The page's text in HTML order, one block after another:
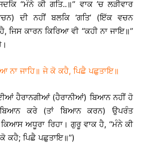
‘‘ਮੰਨੇ ਕੀ ਗਤਿ..॥’’ ਵਾਕ ’ਚ ਲੜੀਵਾਰ
ਦੀ ਨਹੀਂ ਬਲਕਿ ‘ਗਤਿ’ (ਇੱਕ ਵਚਨ
ਕਾਰਨ ਕਿਰਿਆ ਵੀ ‘‘ਕਹੀ ਨਾ ਜਾਇ॥’’
ਨਾ ਜਾਹਿ॥ ਜੇ ਕੋ ਕਹੈ, ਪਿਛੈ ਪਛੁਤਾਇ॥
ਹੈਰਾਨਗੀਆਂ (ਹੈਰਾਨੀਆਂ) ਬਿਆਨ ਨਹੀਂ ਹੋ
ਕਰੇ (ਤਾਂ ਬਿਆਨ ਕਰਨ) ਉਪਰੰਤ
ਅਧੂਰਾ ਰਿਹਾ। ਗੁਰੂ ਵਾਕ ਹੈ, ‘‘ਮੰਨੇ ਕੀ
ਕਹੈ; ਪਿਛੈ ਪਛੁਤਾਇ॥’’)